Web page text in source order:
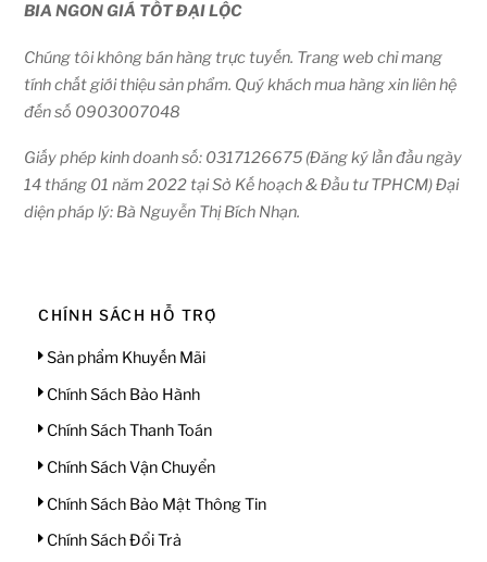
BIA NGON GIÁ TỐT ĐẠI LỘC
Chúng tôi không bán hàng trực tuyến. Trang web chỉ mang
tính chất giới thiệu sản phẩm. Quý khách mua hàng xin liên hệ
đến số 0903007048
Giấy phép kinh doanh số: 0317126675 (Đăng ký lần đầu ngày
14 tháng 01 năm 2022 tại Sở Kế hoạch & Đầu tư TPHCM) Đại
diện pháp lý: Bà Nguyễn Thị Bích Nhạn.
CHÍNH SÁCH HỖ TRỢ
Sản phẩm Khuyến Mãi
Chính Sách Bảo Hành
Chính Sách Thanh Toán
Chính Sách Vận Chuyển
Chính Sách Bảo Mật Thông Tin
Chính Sách Đổi Trả